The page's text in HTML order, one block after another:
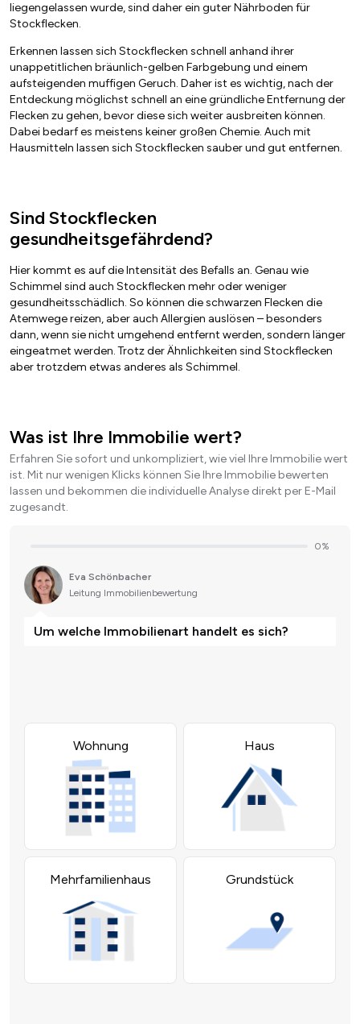
liegengelassen wurde, sind daher ein guter Nährboden für
Stockflecken.
Erkennen lassen sich Stockflecken schnell anhand ihrer
unappetitlichen bräunlich-gelben Farbgebung und einem
aufsteigenden muffigen Geruch. Daher ist es wichtig, nach der
Entdeckung möglichst schnell an eine gründliche Entfernung der
Flecken zu gehen, bevor diese sich weiter ausbreiten können.
Dabei bedarf es meistens keiner großen Chemie. Auch mit
Hausmitteln lassen sich Stockflecken sauber und gut entfernen.
Sind Stockflecken
gesundheitsgefährdend?
Hier kommt es auf die Intensität des Befalls an. Genau wie
Schimmel sind auch Stockflecken mehr oder weniger
gesundheitsschädlich. So können die schwarzen Flecken die
Atemwege reizen, aber auch Allergien auslösen – besonders
dann, wenn sie nicht umgehend entfernt werden, sondern länger
eingeatmet werden. Trotz der Ähnlichkeiten sind Stockflecken
aber trotzdem etwas anderes als Schimmel.
Was ist Ihre Immobilie wert?
Erfahren Sie sofort und unkompliziert, wie viel Ihre Immobilie wert
ist. Mit nur wenigen Klicks können Sie Ihre Immobilie bewerten
lassen und bekommen die individuelle Analyse direkt per E-Mail
zugesandt.